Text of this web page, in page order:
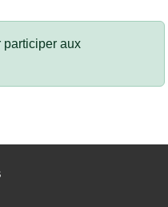
participer aux